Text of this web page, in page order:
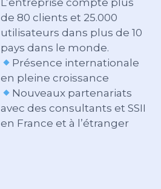
L’entreprise compte plus
de 80 clients et 25.000
utilisateurs dans plus de 10
pays dans le monde.
Présence internationale
en pleine croissance
Nouveaux partenariats
avec des consultants et SSII
en France et à l’étranger